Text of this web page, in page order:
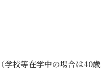
校等在学中の場合は40